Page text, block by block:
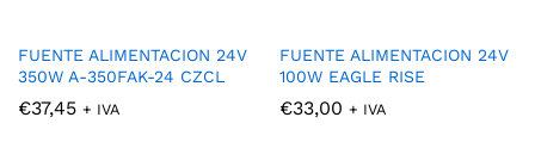
FUENTE ALIMENTACION 24V
350W A-350FAK-24 CZCL
€37,45 + IVA
FUENTE ALIMENTACION 24V
100W EAGLE RISE
€33,00 + IVA